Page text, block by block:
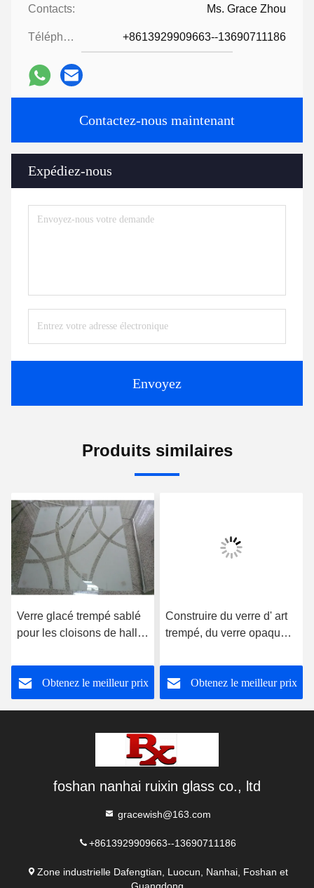
Contacts: Ms. Grace Zhou
Téléphone: +8613929909663--13690711186
Contactez-nous maintenant
Expédiez-nous
Envoyez
Produits similaires
Verre glacé trempé sablé
pour les cloisons de hall
Obtenez le meilleur prix
Construire du verre d' art
trempé, du verre opaque
Obtenez le meilleur prix
foshan nanhai ruixin glass co., ltd
gracewish@163.com
+8613929909663--13690711186
Zone industrielle Dafengtian, Luocun, Nanhai, Foshan et
Guangdong